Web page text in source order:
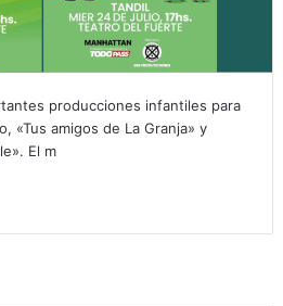
producciones infantiles para
«Tus amigos de La Granja» y
El m